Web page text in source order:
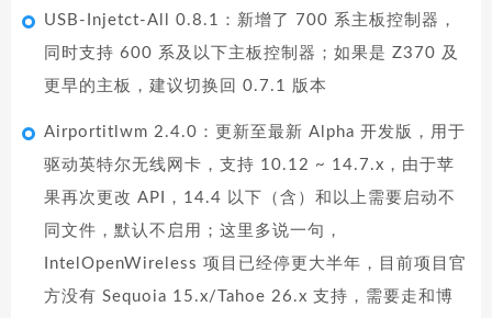
USB-Injetct-All 0.8.1：新增了 700 系主板控制器，
同时支持 600 系及以下主板控制器；如果是 Z370 及
更早的主板，建议切换回 0.7.1 版本
Airportitlwm 2.4.0：更新至最新 Alpha 开发版，用于
驱动英特尔无线网卡，支持 10.12 ~ 14.7.x，由于苹
果再次更改 API，14.4 以下（含）和以上需要启动不
同文件，默认不启用；这里多说一句，
IntelOpenWireless 项目已经停更大半年，目前项目官
方没有 Sequoia 15.x/Tahoe 26.x 支持，需要走和博